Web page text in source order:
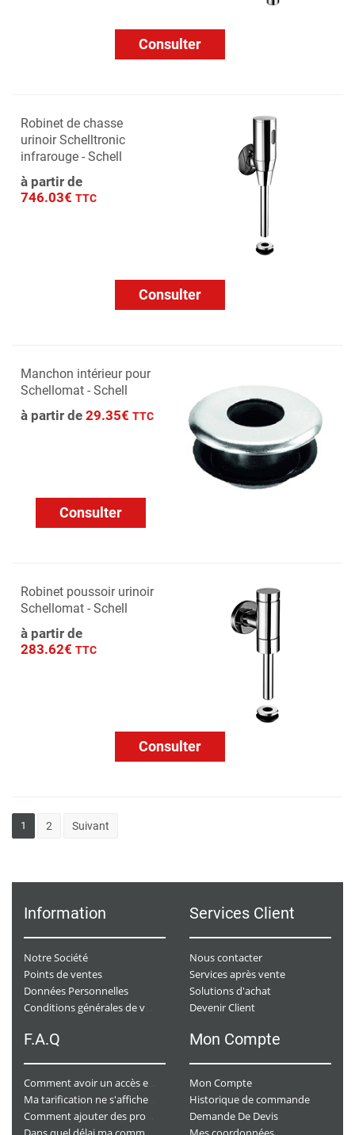
Consulter
Robinet de chasse
urinoir Schelltronic
infrarouge - Schell
à partir de
746.03€ TTC
Consulter
Manchon intérieur pour
Schellomat - Schell
à partir de 29.35€ TTC
Consulter
Robinet poussoir urinoir
Schellomat - Schell
à partir de
283.62€ TTC
Consulter
1 2 Suivant
Information
Notre Société
Points de ventes
Données Personnelles
Services Client
Nous contacter
Services après vente
Solutions d'achat
Devenir Client
F.A.Q Mon Compte
Mon Compte
Historique de commande
Demande De Devis